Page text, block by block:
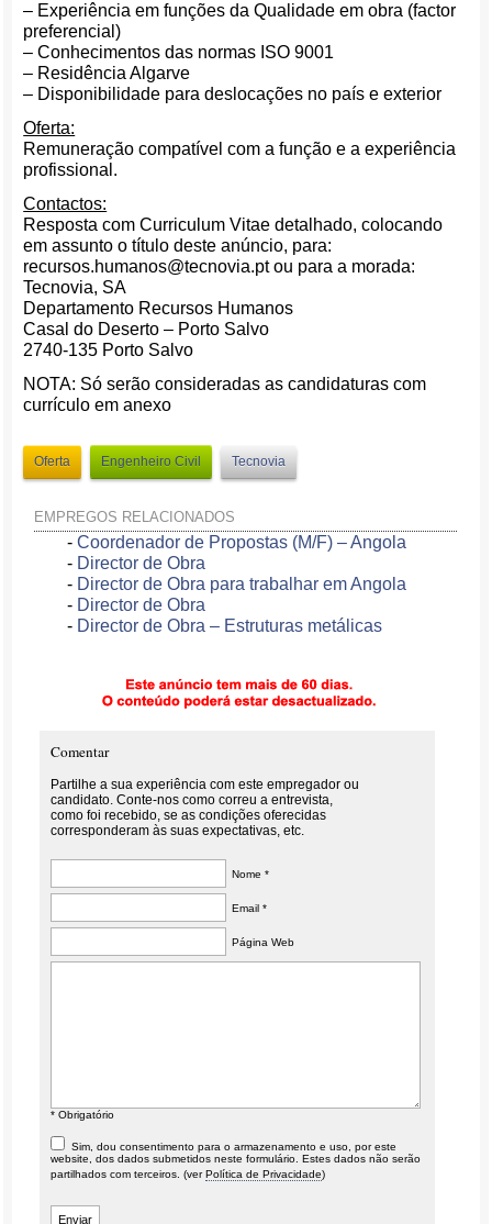
– Experiência em funções da Qualidade em obra (factor
preferencial)
– Conhecimentos das normas ISO 9001
– Residência Algarve
– Disponibilidade para deslocações no país e exterior
Oferta:
Remuneração compatível com a função e a experiência
profissional.
Contactos:
Resposta com Curriculum Vitae detalhado, colocando
em assunto o título deste anúncio, para:
recursos.humanos@tecnovia.pt ou para a morada:
Tecnovia, SA
Departamento Recursos Humanos
Casal do Deserto – Porto Salvo
2740-135 Porto Salvo
NOTA: Só serão consideradas as candidaturas com
currículo em anexo
Oferta Engenheiro Civil Tecnovia
EMPREGOS RELACIONADOS
-Coordenador de Propostas (M/F) – Angola
- Director de Obra
- Director de Obra para trabalhar em Angola
- Director de Obra
- Director de Obra – Estruturas metálicas
Comentar
Partilhe a sua experiência com este empregador ou
candidato. Conte-nos como correu a entrevista,
como foi recebido, se as condições oferecidas
corresponderam às suas expectativas, etc.
Nome *
Email *
Página Web
* Obrigatório
Sim, dou consentimento para o armazenamento e uso, por este
website, dos dados submetidos neste formulário. Estes dados não serão
partilhados com terceiros. (verPolítica de Privacidade)